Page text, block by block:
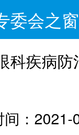
委会之窗
科疾病
间：2021-